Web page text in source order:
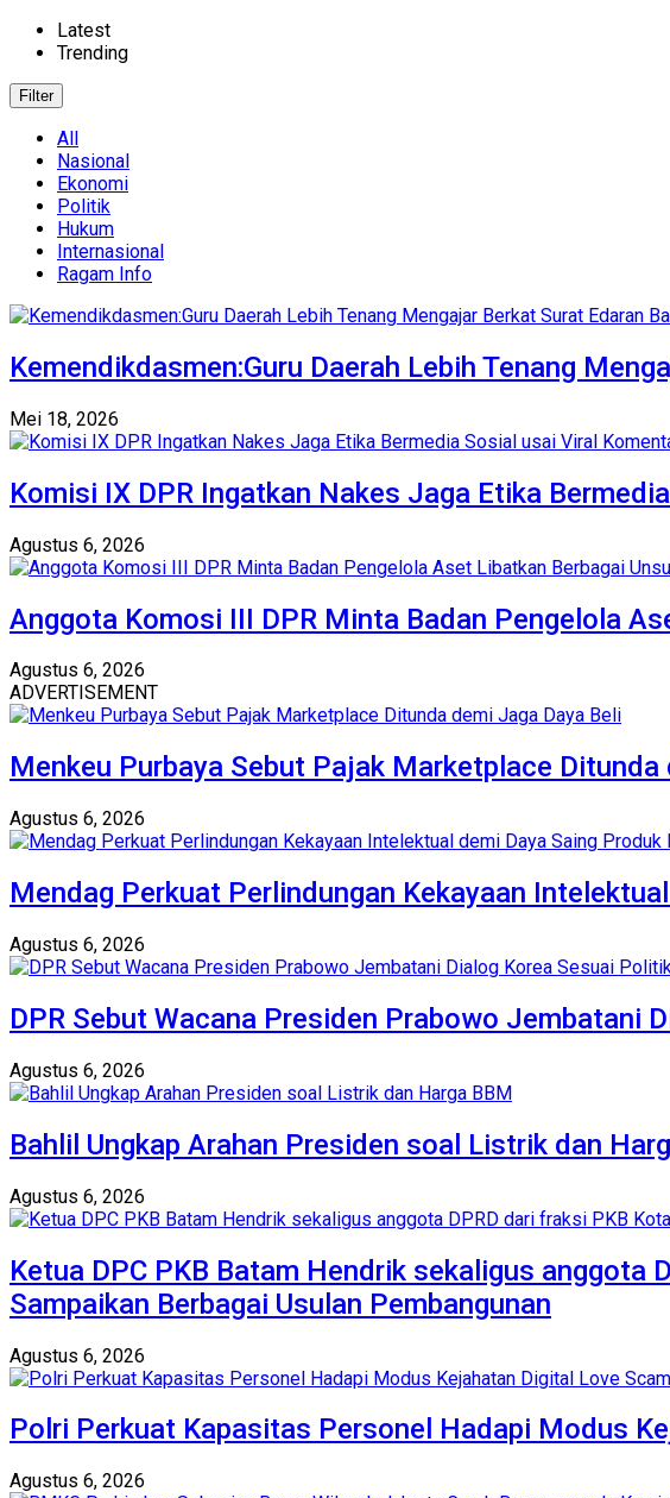
Latest
Trending
Filter
All
Nasional
Ekonomi
Politik
Hukum
Internasional
Ragam Info
Kemendikdasmen:Guru Daerah Lebih Tenang
Mei 18, 2026
Komisi IX DPR Ingatkan Nakes Jaga Etika
Agustus 6, 2026
Anggota Komosi III DPR Minta Badan Pengelola
Agustus 6, 2026
ADVERTISEMENT
Menkeu Purbaya Sebut Pajak Marketplace Ditunda
Agustus 6, 2026
Mendag Perkuat Perlindungan Kekayaan
Agustus 6, 2026
DPR Sebut Wacana Presiden Prabowo Jembatani
Agustus 6, 2026
Bahlil Ungkap Arahan Presiden soal Listrik dan
Agustus 6, 2026
Ketua DPC PKB Batam Hendrik sekaligus anggota
Sampaikan Berbagai Usulan Pembangunan
Agustus 6, 2026
Polri Perkuat Kapasitas Personel Hadapi Modus
Agustus 6, 2026